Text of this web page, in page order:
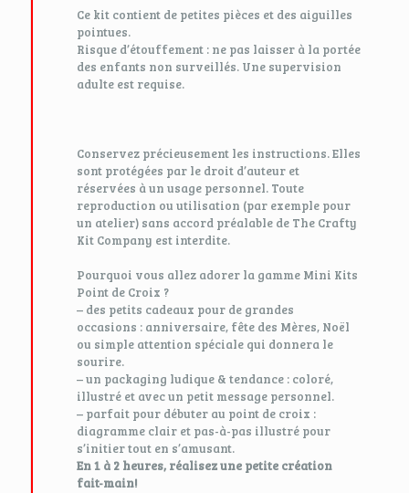
Ce kit contient de petites pièces et des aiguilles
pointues.
Risque d’étouffement : ne pas laisser à la portée
des enfants non surveillés. Une supervision
adulte est requise.
Conservez précieusement les instructions. Elles
sont protégées par le droit d’auteur et
réservées à un usage personnel. Toute
reproduction ou utilisation (par exemple pour
un atelier) sans accord préalable de The Crafty
Kit Company est interdite.
Pourquoi vous allez adorer la gamme Mini Kits
Point de Croix ?
– des petits cadeaux pour de grandes
occasions : anniversaire, fête des Mères, Noël
ou simple attention spéciale qui donnera le
sourire.
– un packaging ludique & tendance : coloré,
illustré et avec un petit message personnel.
– parfait pour débuter au point de croix :
diagramme clair et pas-à-pas illustré pour
s’initier tout en s’amusant.
En 1 à 2 heures, réalisez une petite création
fait-main!